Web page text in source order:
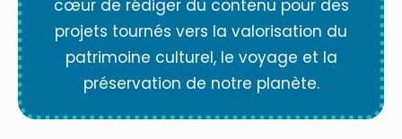
cœur de rédiger du contenu pour des
projets tournés vers la valorisation du
patrimoine culturel, le voyage et la
préservation de notre planète.